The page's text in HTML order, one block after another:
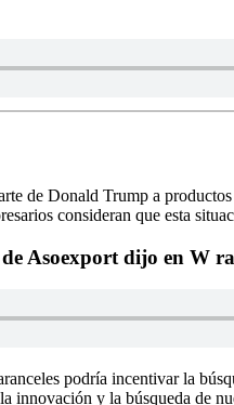
de Donald Trump a
consideran que esta
Asoexport dijo en W
podría incentivar la
innovación y la búsqueda de